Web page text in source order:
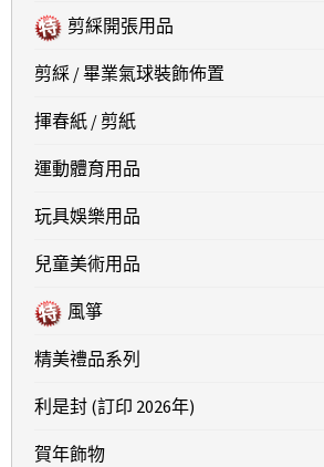
剪綵開張用品
剪綵 / 畢業氣球裝飾佈置
揮春紙 / 剪紙
運動體育用品
玩具娛樂用品
兒童美術用品
風箏
精美禮品系列
利是封 (訂印 2026年)
賀年飾物